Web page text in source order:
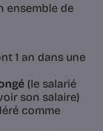
ensemble de
1 an dans une
(le salarié
son salaire)
comme